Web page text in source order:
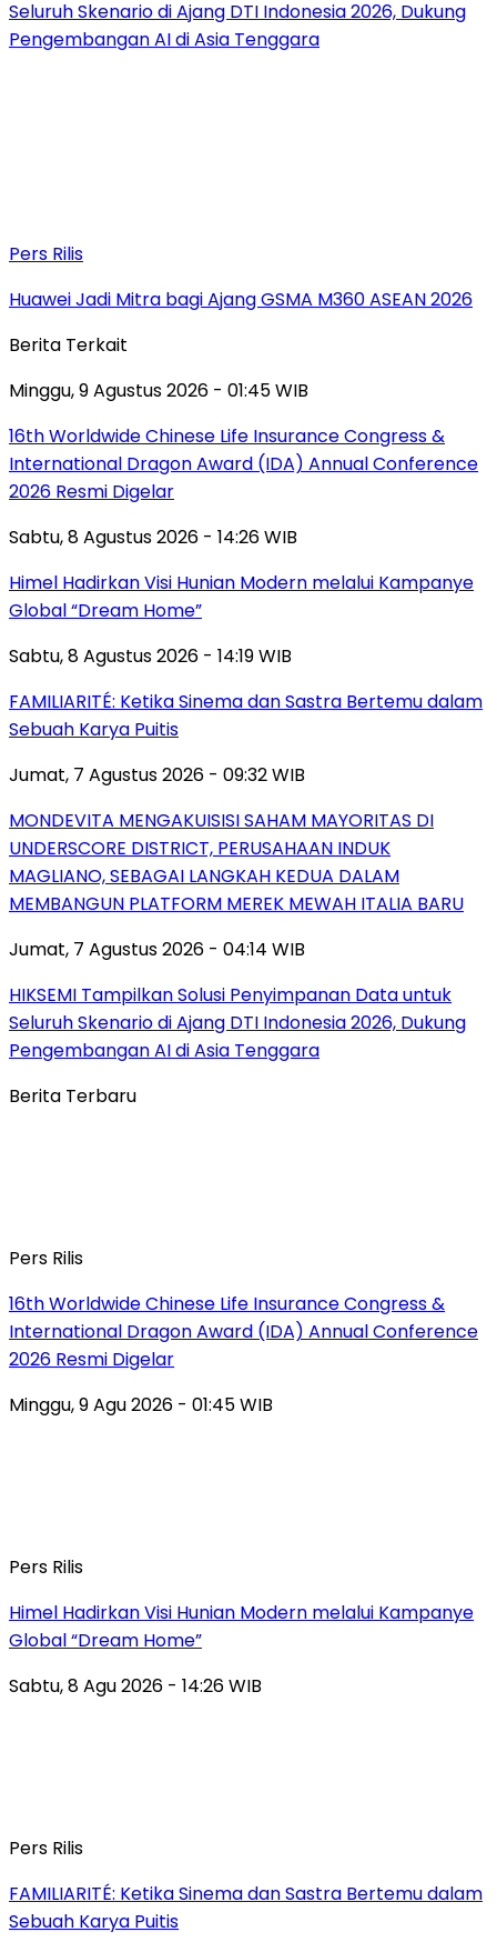
Seluruh Skenario di Ajang DTI Indonesia 2026, Dukung
Pengembangan AI di Asia Tenggara
Pers Rilis
Huawei Jadi Mitra bagi Ajang GSMA M360 ASEAN 2026
Berita Terkait
Minggu, 9 Agustus 2026 - 01:45 WIB
16th Worldwide Chinese Life Insurance Congress &
International Dragon Award (IDA) Annual Conference
2026 Resmi Digelar
Sabtu, 8 Agustus 2026 - 14:26 WIB
Himel Hadirkan Visi Hunian Modern melalui Kampanye
Global “Dream Home”
Sabtu, 8 Agustus 2026 - 14:19 WIB
FAMILIARITÉ: Ketika Sinema dan Sastra Bertemu dalam
Sebuah Karya Puitis
Jumat, 7 Agustus 2026 - 09:32 WIB
MONDEVITA MENGAKUISISI SAHAM MAYORITAS DI
UNDERSCORE DISTRICT, PERUSAHAAN INDUK
MAGLIANO, SEBAGAI LANGKAH KEDUA DALAM
MEMBANGUN PLATFORM MEREK MEWAH ITALIA BARU
Jumat, 7 Agustus 2026 - 04:14 WIB
HIKSEMI Tampilkan Solusi Penyimpanan Data untuk
Seluruh Skenario di Ajang DTI Indonesia 2026, Dukung
Pengembangan AI di Asia Tenggara
Berita Terbaru
Pers Rilis
16th Worldwide Chinese Life Insurance Congress &
International Dragon Award (IDA) Annual Conference
2026 Resmi Digelar
Minggu, 9 Agu 2026 - 01:45 WIB
Pers Rilis
Himel Hadirkan Visi Hunian Modern melalui Kampanye
Global “Dream Home”
Sabtu, 8 Agu 2026 - 14:26 WIB
Pers Rilis
FAMILIARITÉ: Ketika Sinema dan Sastra Bertemu dalam
Sebuah Karya Puitis